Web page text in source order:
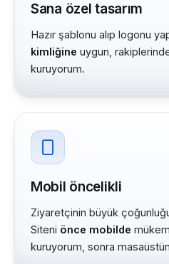
Sana özel tasarım
Hazır şablonu alıp logonu
kimliğine uygun,
kuruyorum.
Mobil öncelikli
Ziyaretçinin büyük
Siteni önce mobilde
kuruyorum, sonra